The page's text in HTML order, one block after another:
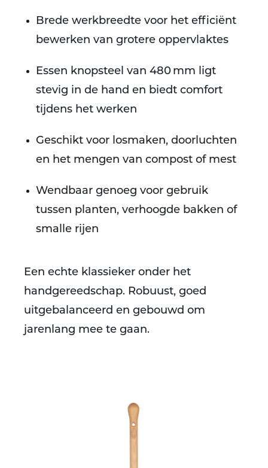
Brede werkbreedte voor het efficiënt
bewerken van grotere oppervlaktes
Essen knopsteel van 480 mm ligt
stevig in de hand en biedt comfort
tijdens het werken
Geschikt voor losmaken, doorluchten
en het mengen van compost of mest
Wendbaar genoeg voor gebruik
tussen planten, verhoogde bakken of
smalle rijen
Een echte klassieker onder het
handgereedschap. Robuust, goed
uitgebalanceerd en gebouwd om
jarenlang mee te gaan.